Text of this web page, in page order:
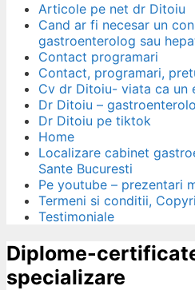
Articole pe net dr Ditoiu
Cand ar fi necesar un
gastroenterolog sau
Contact programari
Contact, programari,
Cv dr Ditoiu- viata ca un
Dr Ditoiu –
Dr Ditoiu pe tiktok
Home
Localizare cabinet
Sante Bucuresti
Pe youtube – prezentari
Termeni si conditii,
Testimoniale
Diplome-
specializare